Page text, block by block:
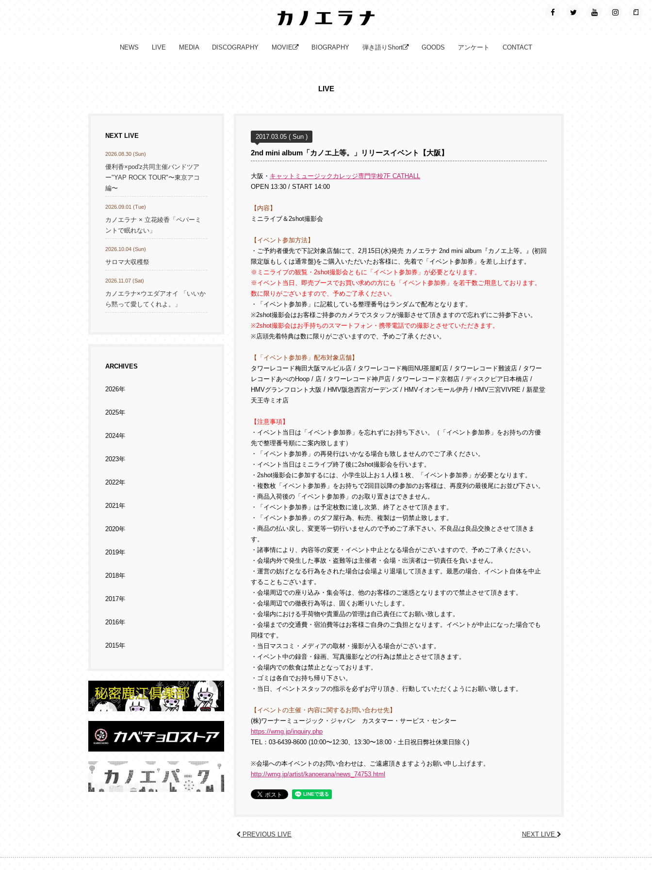
NEWS LIVE MEDIA DISCOGRAPHY MOVIE BIOGRAPHY 弾き語りShort GOODS アンケート CONTACT
LIVE
2017.03.05 ( Sun )
2nd mini album「カノエ上等。」リリースイベント【大阪】
大阪・ キャットミュージックカレッジ専門学校7F CATHALL
OPEN 13:30 / START 14:00
【内容】
ミニライブ＆2shot撮影会
【イベント参加方法】
・ご予約者優先で下記対象店舗にて、2月15日(水)発売 カノエラナ 2nd mini album『カノエ上等。』(初回
限定版もしくは通常盤)をご購入いただいたお客様に、先着で「イベント参加券」を差し上げます。
※ ミニライブの観覧・2shot撮影会ともに「イベント参加券」が必要となります。
※ イベント当日、即売ブースでお買い求めの方にも「イベント参加券」を若干数ご用意しております。
数に限りがございますので、予めご了承ください。
・「イベント参加券」に記載している整理番号はランダムで配布となります。
※2shot撮影会はお客様ご持参のカメラでスタッフが撮影させて頂きますので忘れずにご持参下さい。
※2shot撮影会はお手持ちのスマートフォン・携帯電話での撮影とさせていただきます。
※店頭先着特典は数に限りがございますので、予めご了承ください。
【「イベント参加券」配布対象店舗】
タワーレコード梅田大阪マルビル店 / タワーレコード梅田NU茶屋町店 / タワーレコード難波店 / タワー
レコードあべのHoop / 店 / タワーレコード神戸店 / タワーレコード京都店 / ディスクピア日本橋店 /
HMVグランフロント大阪 / HMV阪急西宮ガーデンズ / HMVイオンモール伊丹 / HMV三宮VIVRE / 新星堂
天王寺ミオ店
【注意事項】
・イベント当日は「イベント参加券」を忘れずにお持ち下さい。（「イベント参加券」をお持ちの方優
先で整理番号順にご案内致します）
・「イベント参加券」の再発行はいかなる場合も致しませんのでご了承ください。
・イベント当日はミニライブ終了後に2shot撮影会を行います。
・2shot撮影会に参加するには、小学生以上お１人様１枚、「イベント参加券」が必要となります。
・複数枚「イベント参加券」をお持ちで2回目以降の参加のお客様は、再度列の最後尾にお並び下さい。
・商品入荷後の「イベント参加券」のお取り置きはできません。
・「イベント参加券」は予定枚数に達し次第、終了とさせて頂きます。
・「イベント参加券」のダフ屋行為、転売、複製は一切禁止致します。
・商品の払い戻し、変更等一切行いませんので予めご了承下さい。不良品は良品交換とさせて頂きま
す。
・諸事情により、内容等の変更・イベント中止となる場合がございますので、予めご了承ください。
・会場内外で発生した事故・盗難等は主催者・会場・出演者は一切責任を負いません。
・運営の妨げとなる行為をされた場合は会場より退場して頂きます。最悪の場合、イベント自体を中止
することもございます。
・会場周辺での座り込み・集会等は、他のお客様のご迷惑となりますので禁止させて頂きます。
・会場周辺での徹夜行為等は、固くお断りいたします。
・会場内における手荷物や貴重品の管理は自己責任にてお願い致します。
・会場までの交通費・宿泊費等はお客様ご自身のご負担となります。イベントが中止になった場合でも
同様です。
・当日マスコミ・メディアの取材・撮影が入る場合がございます。
・イベント中の録音・録画、写真撮影などの行為は禁止とさせて頂きます。
・会場内での飲食は禁止となっております。
・ゴミは各自でお持ち帰り下さい。
・当日、イベントスタッフの指示を必ずお守り頂き、行動していただくようにお願い致します。
【イベントの主催・内容に関するお問い合わせ先】
(株)ワーナーミュージック・ジャパン カスタマー・サービス・センター
https://wmg.jp/inquiry.php
TEL：03-6439-8600 (10:00〜12:30、13:30〜18:00・土日祝日弊社休業日除く)
※会場への本イベントのお問い合わせは、ご遠慮頂きますようお願い申し上げます。
http://wmg.jp/artist/kanoerana/news_74753.html
PREVIOUS LIVE NEXT LIVE
NEXT LIVE
2026.08.30 (Sun)
優利香×pod'z共同主催バンドツア
ー"YAP ROCK TOUR"〜東京アコ
編〜
2026.09.01 (Tue)
カノエラナ × 立花綾香「ペパーミ
ントで眠れない」
2026.10.04 (Sun)
サロマ大収穫祭
2026.11.07 (Sat)
カノエラナ×ウエダアオイ 「いいか
ら黙って愛してくれよ。」
ARCHIVES
2026年
2025年
2024年
2023年
2022年
2021年
2020年
2019年
2018年
2017年
2016年
2015年